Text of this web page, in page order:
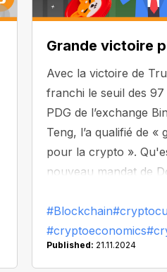
Grande victoire
Avec la victoire de
franchi le seuil des
PDG de l’exchange
Teng, l’a qualifié de «
pour la crypto ».
nouveau mandat de
développement
des crypto-monnaies
#Blockchain
#cryptoeconomics
Published: 21.11.2024